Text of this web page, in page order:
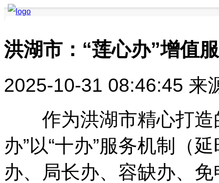
洪湖市：“莲心办”增值
2025-10-31 08:46:45 来
作为洪湖市精心打造
办”以“十办”服务机制（
办、局长办、容缺办、